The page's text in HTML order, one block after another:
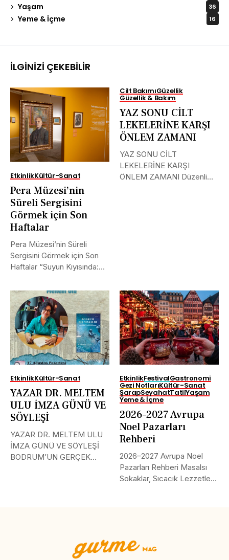
Yaşam 36
Yeme & İçme 16
İLGINIZI ÇEKEBILIR
EtkinlikKültür-Sanat
Pera Müzesi’nin
Süreli Sergisini
Görmek için Son
Haftalar
Pera Müzesi’nin Süreli
Sergisini Görmek için Son
Haftalar “Suyun Kıyısında:
Cilt BakımıGüzellik
Güzellik & Bakım
YAZ SONU CİLT
LEKELERİNE KARŞI
ÖNLEM ZAMANI
YAZ SONU CİLT
LEKELERİNE KARŞI
ÖNLEM ZAMANI Düzenli
EtkinlikKültür-Sanat
YAZAR DR. MELTEM
ULU İMZA GÜNÜ VE
SÖYLEŞİ
YAZAR DR. MELTEM ULU
İMZA GÜNÜ VE SÖYLEŞİ
BODRUM’UN GERÇEK
EtkinlikFestivalGastronomi
Gezi NotlarıKültür-Sanat
ŞarapSeyahatTatilYaşam
Yeme & İçme
2026–2027 Avrupa
Noel Pazarları
Rehberi
2026–2027 Avrupa Noel
Pazarları Rehberi Masalsı
Sokaklar, Sıcacık Lezzetler